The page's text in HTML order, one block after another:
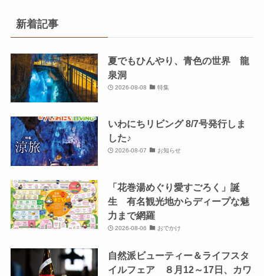
新着記事
夏でもひんやり、青色の世界 龍
泉洞
2026-08-08 特集
いわにちリビング 8/7号発行しま
した♪
2026-08-07 お知らせ
「花巻湯めぐり愛すごろく」誕
生 有名観光地からディープな魅
力まで網羅
2026-08-06 おでかけ
自然派ビューティー＆ライフスタ
イルフェア ８月12～17日、カワ